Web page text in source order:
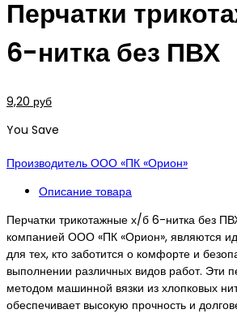
Перчатки
6-нитка без ПВХ
9,20 руб
You Save
Производитель ООО «ПК «Орион»
Описание товара
Перчатки трикотажные х/б 6-нитка без
компанией ООО «ПК «Орион», являются
для тех, кто заботится о комфорте и
выполнении различных видов работ. Эти
методом машинной вязки из хлопковых
обеспечивает высокую прочность и